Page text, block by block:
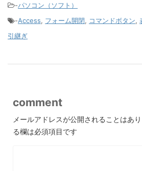
-パソコン（ソフト）
-Access, フォーム開閉, コマンドボタン,
引継ぎ
comment
メールアドレスが公開されることはあり
る欄は必須項目です